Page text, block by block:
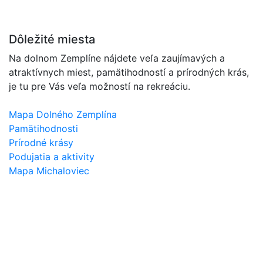
Dôležité miesta
Na dolnom Zemplíne nájdete veľa zaujímavých a
atraktívnych miest, pamätihodností a prírodných krás,
je tu pre Vás veľa možností na rekreáciu.
Mapa Dolného Zemplína
Pamätihodnosti
Prírodné krásy
Podujatia a aktivity
Mapa Michaloviec